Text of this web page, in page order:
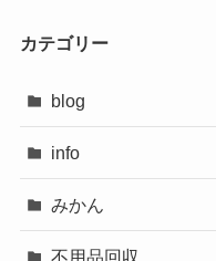
カテゴリー
blog
info
みかん